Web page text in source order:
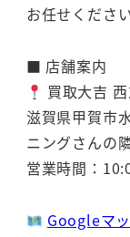
お任せくださ
■ 店舗案内
買取大吉
滋賀県甲賀市
ニングさんの隣
営業時間：
Googleマ